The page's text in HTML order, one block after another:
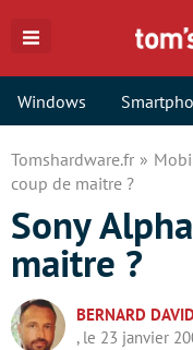
Windows
Tomshardware.fr
coup de maitre ?
Sony
maitre ?
BERNARD
, le 23 janvier